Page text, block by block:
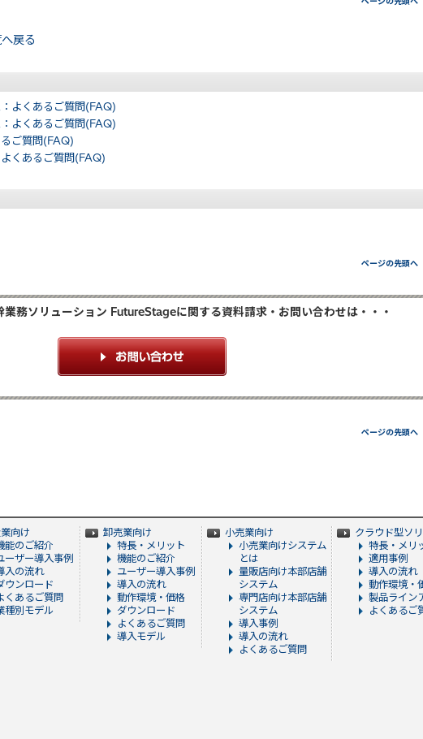
戻る
よくあるご質問(FAQ)
よくあるご質問(FAQ)
ご質問(FAQ)
くあるご質問(FAQ)
ページの先頭へ
業務ソリューション FutureStageに関する資料請求・お問い合わせは・・・
ページの先頭へ
向け
能のご紹介
ーザー導入事例
入の流れ
ウンロード
くあるご質問
種別モデル
卸売業向け
特長・メリット
機能のご紹介
ユーザー導入事例
導入の流れ
動作環境・価格
ダウンロード
よくあるご質問
導入モデル
小売業向け
小売業向けシステム
とは
量販店向け本部店舗
システム
専門店向け本部店舗
システム
導入事例
導入の流れ
よくあるご質問
クラウド型ソ
特長・メリ
適用事例
導入の流れ
動作環境・
製品ライン
よくあるご